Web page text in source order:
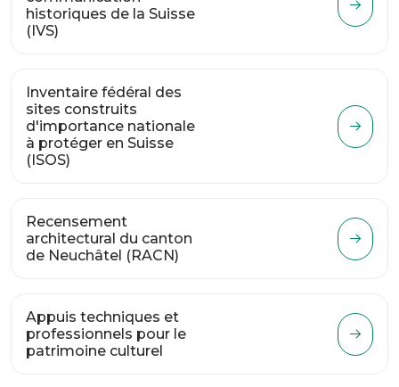
historiques de la Suisse
(IVS)
Inventaire fédéral des
sites construits
d'importance nationale
à protéger en Suisse
(ISOS)
Recensement
architectural du canton
de Neuchâtel (RACN)
Appuis techniques et
professionnels pour le
patrimoine culturel